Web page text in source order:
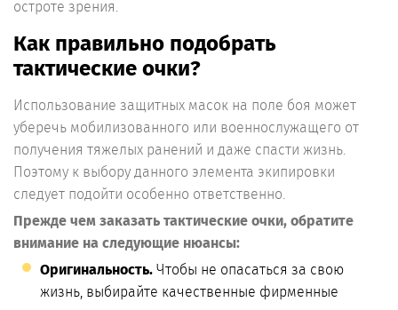
остроте зрения.
Как правильно подобрать
тактические очки?
Использование защитных масок на поле боя может
уберечь мобилизованного или военнослужащего от
получения тяжелых ранений и даже спасти жизнь.
Поэтому к выбору данного элемента экипировки
следует подойти особенно ответственно.
Прежде чем заказать тактические очки, обратите
внимание на следующие нюансы:
Оригинальность. Чтобы не опасаться за свою
жизнь, выбирайте качественные фирменные